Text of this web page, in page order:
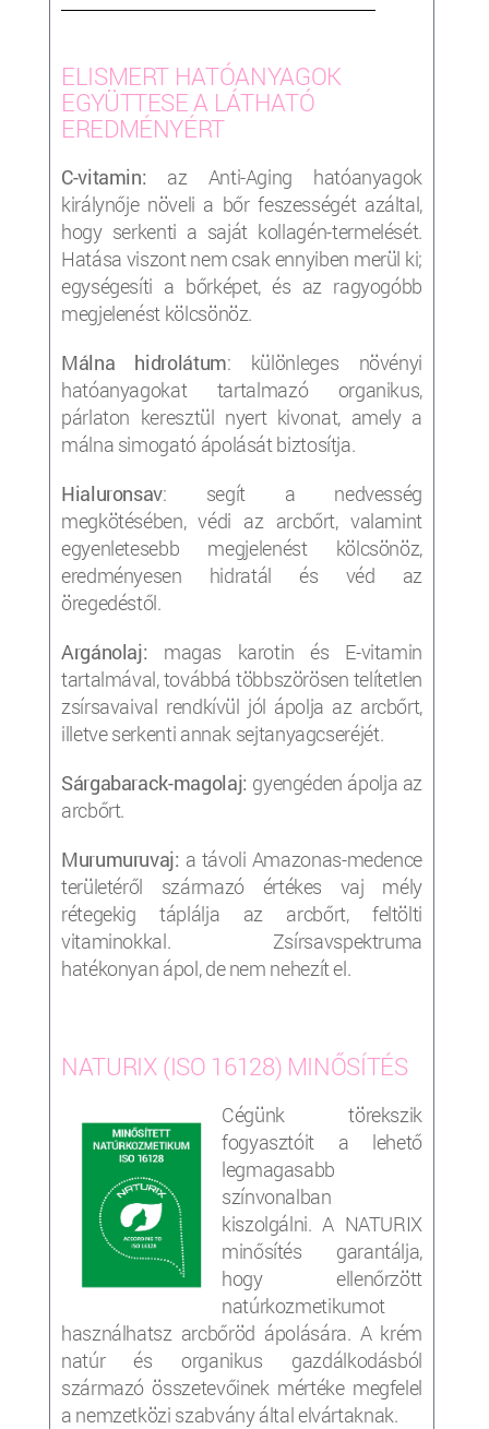
ELISMERT HATÓANYAGOK
EGYÜTTESE A LÁTHATÓ
EREDMÉNYÉRT
C-vitamin: az Anti-Aging hatóanyagok
királynője növeli a bőr feszességét azáltal,
hogy serkenti a saját kollagén-termelését.
Hatása viszont nem csak ennyiben merül ki;
egységesíti a bőrképet, és az ragyogóbb
megjelenést kölcsönöz.
Málna hidrolátum: különleges növényi
hatóanyagokat tartalmazó organikus,
párlaton keresztül nyert kivonat, amely a
málna simogató ápolását biztosítja.
Hialuronsav: segít a nedvesség
megkötésében, védi az arcbőrt, valamint
egyenletesebb megjelenést kölcsönöz,
eredményesen hidratál és véd az
öregedéstől.
Argánolaj: magas karotin és E-vitamin
tartalmával, továbbá többszörösen telítetlen
zsírsavaival rendkívül jól ápolja az arcbőrt,
illetve serkenti annak sejtanyagcseréjét.
Sárgabarack-magolaj: gyengéden ápolja az
arcbőrt.
Murumuruvaj: a távoli Amazonas-medence
területéről származó értékes vaj mély
rétegekig táplálja az arcbőrt, feltölti
vitaminokkal. Zsírsavspektruma
hatékonyan ápol, de nem nehezít el.
NATURIX (ISO 16128) MINŐSÍTÉS
Cégünk törekszik
fogyasztóit a lehető
legmagasabb
színvonalban
kiszolgálni. A NATURIX
minősítés garantálja,
hogy ellenőrzött
natúrkozmetikumot
használhatsz arcbőröd ápolására. A krém
natúr és organikus gazdálkodásból
származó összetevőinek mértéke megfelel
a nemzetközi szabvány által elvártaknak.